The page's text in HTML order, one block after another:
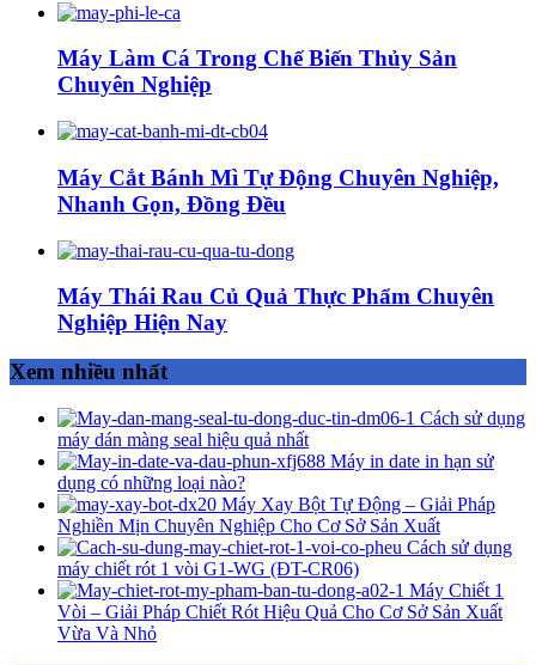
Máy Làm Cá Trong Chế Biến Thủy Sản
Chuyên Nghiệp
Máy Cắt Bánh Mì Tự Động Chuyên Nghiệp,
Nhanh Gọn, Đồng Đều
Máy Thái Rau Củ Quả Thực Phẩm Chuyên
Nghiệp Hiện Nay
Xem nhiều nhất
Cách sử dụng
máy dán màng seal hiệu quả nhất
Máy in date in hạn sử
dụng có những loại nào?
Máy Xay Bột Tự Động – Giải Pháp
Nghiền Mịn Chuyên Nghiệp Cho Cơ Sở Sản Xuất
Cách sử dụng
máy chiết rót 1 vòi G1-WG (ĐT-CR06)
Máy Chiết 1
Vòi – Giải Pháp Chiết Rót Hiệu Quả Cho Cơ Sở Sản Xuất
Vừa Và Nhỏ